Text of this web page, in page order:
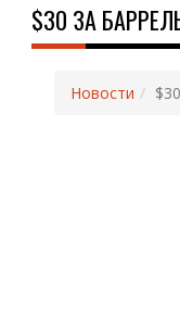
$30 ЗА
Новости